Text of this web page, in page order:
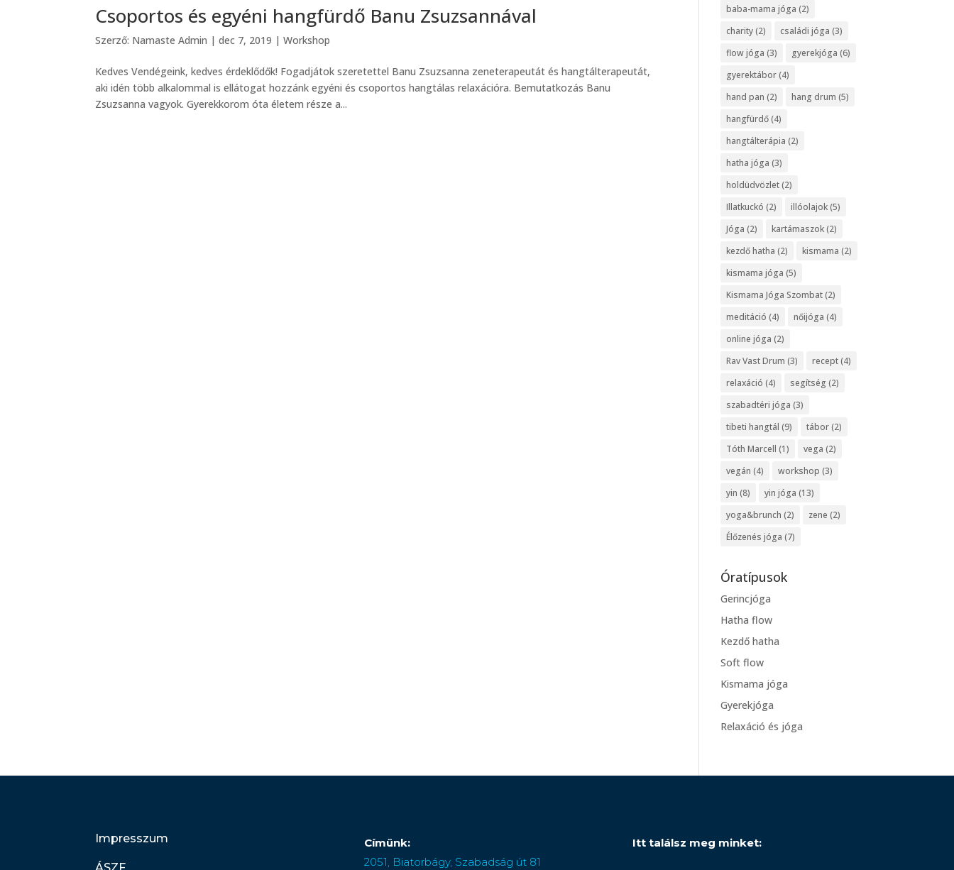
Csoportos és egyéni hangfürdő Banu Zsuzsannával
Szerző: Namaste Admin |dec 7, 2019 |Workshop
Kedves Vendégeink, kedves érdeklődők! Fogadjátok szeretettel Banu Zsuzsanna zeneterapeutát és hangtálterapeutát,
aki idén több alkalommal is ellátogat hozzánk egyéni és csoportos hangtálas relaxációra. Bemutatkozás Banu
Zsuzsanna vagyok. Gyerekkorom óta életem része a...
baba-mama jóga (2)
charity (2) családi jóga (3)
flow jóga (3) gyerekjóga (6)
gyerektábor (4)
hand pan (2) hang drum (5)
hangfürdő (4)
hangtálterápia (2)
hatha jóga (3)
holdüdvözlet (2)
Illatkuckó (2) illóolajok (5)
Jóga (2) kartámaszok (2)
kezdő hatha (2) kismama (2)
kismama jóga (5)
Kismama Jóga Szombat (2)
meditáció (4) nőijóga (4)
online jóga (2)
Rav Vast Drum (3) recept (4)
relaxáció (4) segítség (2)
szabadtéri jóga (3)
tibeti hangtál (9) tábor (2)
Tóth Marcell (1) vega (2)
vegán (4) workshop (3)
yin (8) yin jóga (13)
yoga&brunch (2) zene (2)
Élőzenés jóga (7)
Óratípusok
Gerincjóga
Hatha flow
Kezdő hatha
Soft flow
Kismama jóga
Gyerekjóga
Relaxáció és jóga
Impresszum
ÁSZF
Címünk:
2051, Biatorbágy, Szabadság út 81
Itt találsz meg minket: